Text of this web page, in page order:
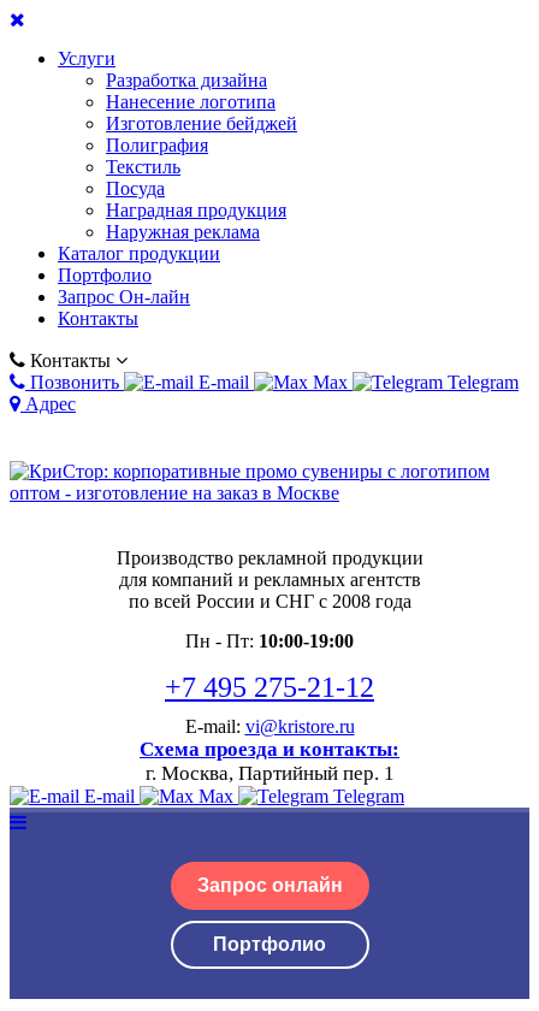
Услуги
Разработка дизайна
Нанесение логотипа
Изготовление бейджей
Полиграфия
Текстиль
Посуда
Наградная продукция
Наружная реклама
Каталог продукции
Портфолио
Запрос Он-лайн
Контакты
Контакты
Позвонить
E-mail Max
Telegram
Адрес
Производство рекламной продукции
для компаний и рекламных агентств
по всей России и СНГ с 2008 года
Пн - Пт: 10:00-19:00
+7 495 275-21-12
E-mail: vi@kristore.ru
Схема проезда и контакты:
г. Москва, Партийный пер. 1
E-mail Max Telegram
Запрос онлайн
Портфолио